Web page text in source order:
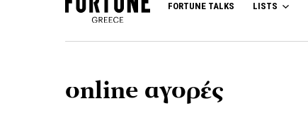
FORTUNE TALKS LISTS
online αγορές